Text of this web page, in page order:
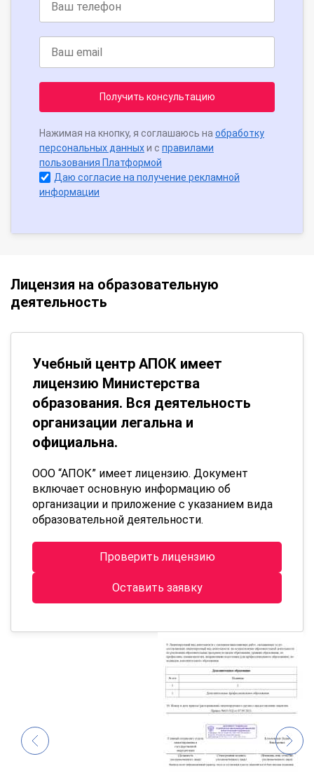
Получить консультацию
Нажимая на кнопку, я соглашаюсь на обработку
персональных данныхи с правилами
пользования Платформой
Даю согласие на получение рекламной
информации
Лицензия на образовательную
деятельность
Учебный центр АПОК имеет
лицензию Министерства
образования. Вся деятельность
организации легальна и
официальна.
ООО “АПОК” имеет лицензию. Документ
включает основную информацию об
организации и приложение с указанием вида
образовательной деятельности.
Проверить лицензию
Оставить заявку